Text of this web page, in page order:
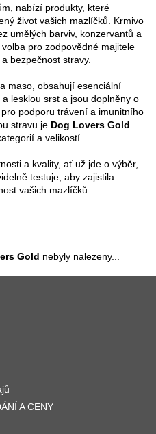
nabízí produkty, které
život vašich mazlíčků. Krmivo
umělých barviv, konzervantů a
pro zodpovědné majitele
bezpečnost stravy.
maso, obsahují esenciální
lesklou srst a jsou doplněny o
podporu trávení a imunitního
stravu je Dog Lovers Gold
a velikostí.
a kvality, ať už jde o výběr,
testuje, aby zajistila
vašich mazlíčků.
Gold nebyly nalezeny...
A CENY